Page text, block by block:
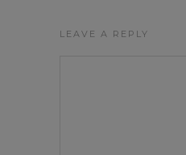
LEAVE A REPLY